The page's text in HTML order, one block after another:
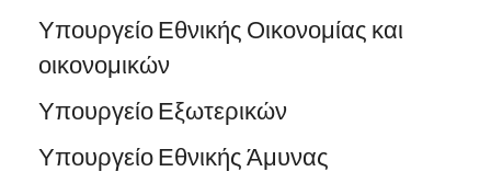
Υπουργείο Εθνικής Οικονομίας και
οικονομικών
Υπουργείο Εξωτερικών
Υπουργείο Εθνικής Άμυνας